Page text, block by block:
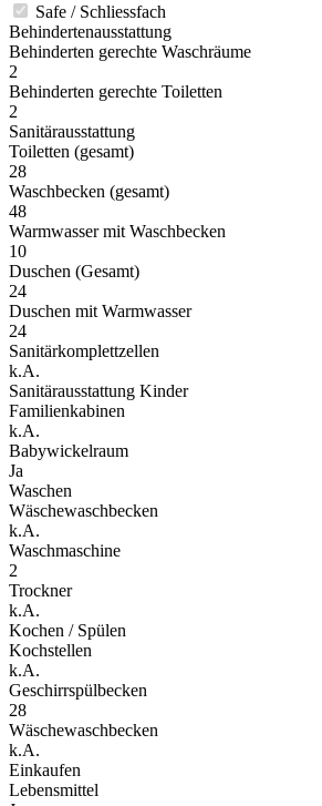
Safe / Schliessfach
Behindertenausstattung
Behinderten gerechte Waschräume
2
Behinderten gerechte Toiletten
2
Sanitärausstattung
Toiletten (gesamt)
28
Waschbecken (gesamt)
48
Warmwasser mit Waschbecken
10
Duschen (Gesamt)
24
Duschen mit Warmwasser
24
Sanitärkomplettzellen
k.A.
Sanitärausstattung Kinder
Familienkabinen
k.A.
Babywickelraum
Ja
Waschen
Wäschewaschbecken
k.A.
Waschmaschine
2
Trockner
k.A.
Kochen / Spülen
Kochstellen
k.A.
Geschirrspülbecken
28
Wäschewaschbecken
k.A.
Einkaufen
Lebensmittel